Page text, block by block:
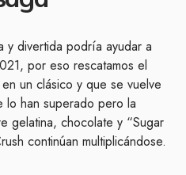
y divertida podría ayudar a
por eso rescatamos el
un clásico y que se vuelve
lo han superado pero la
gelatina, chocolate y “Sugar
continúan multiplicándose.